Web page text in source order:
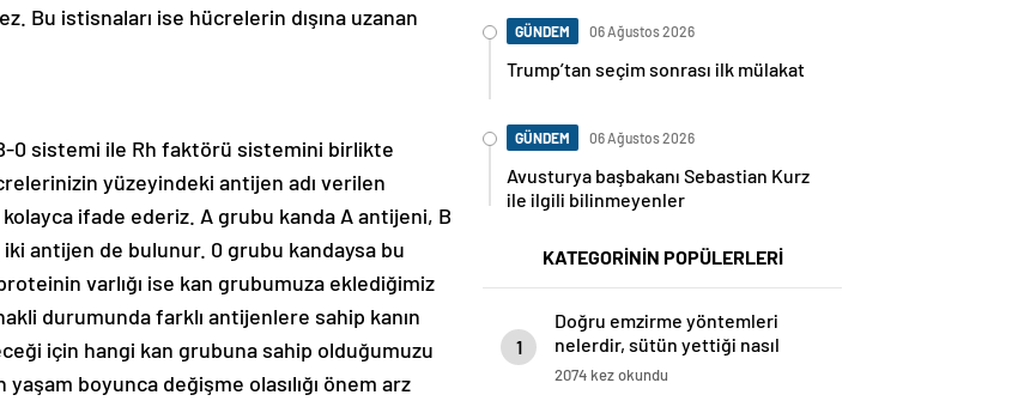
Bu istisnaları ise hücrelerin dışına uzanan
0 sistemi ile Rh faktörü sistemini birlikte
yüzeyindeki antijen adı verilen
ifade ederiz. A grubu kanda A antijeni, B
antijen de bulunur. 0 grubu kandaysa bu
varlığı ise kan grubumuza eklediğimiz
durumunda farklı antijenlere sahip kanın
için hangi kan grubuna sahip olduğumuzu
boyunca değişme olasılığı önem arz
GÜNDEM 06 Ağustos 2026
Trump’tan seçim sonrası ilk mülakat
GÜNDEM 06 Ağustos 2026
Avusturya başbakanı Sebastian Kurz
ile ilgili bilinmeyenler
KATEGORİNİN POPÜLERLERİ
1
Doğru emzirme yöntemleri
nelerdir, sütün yettiği nasıl
anlaşılır?
2074 kez okundu